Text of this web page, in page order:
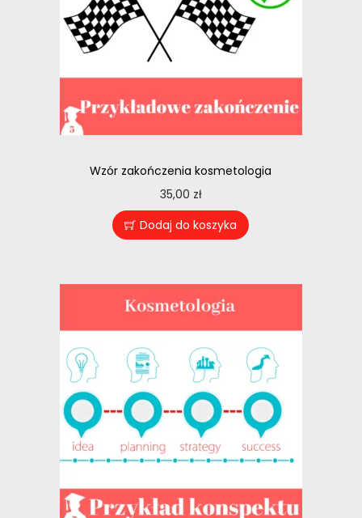
Wzór zakończenia kosmetologia
35,00 zł
Dodaj do koszyka